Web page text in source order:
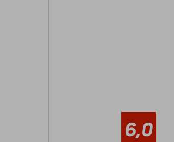
6,0